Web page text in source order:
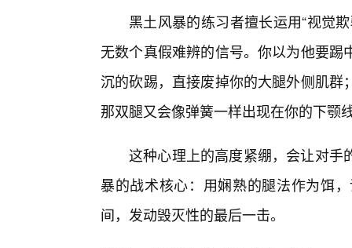
黑土风暴的练习者擅长运用“视觉
无数个真假难辨的信号。你以为他要
沉的砍踢，直接废掉你的大腿外侧肌
那双腿又会像弹簧一样出现在你的下颚
这种心理上的高度紧绷，会让对手
暴的战术核心：用娴熟的腿法作为饵
间，发动毁灭性的最后一击。